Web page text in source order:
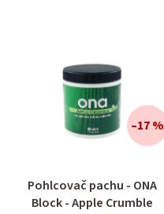
Pohlcovač pachu - ONA
Block - Apple Crumble
–17 %